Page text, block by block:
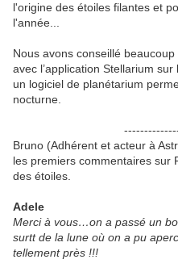
l'origine des étoiles filantes et
l'année...
Nous avons conseillé
avec l’application Stellarium
un logiciel de planétarium
nocturne.
Bruno (Adhérent et acteur à
les premiers commentaires sur
des étoiles.
Adele
Merci à vous…on a passé un
surtt de la lune où on a pu
tellement près !!!